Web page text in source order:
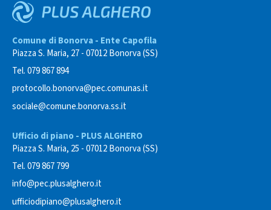
Comune di Bonorva - Ente Capofila
Piazza S. Maria, 27 - 07012 Bonorva (SS)
Tel. 079 867 894
protocollo.bonorva@pec.comunas.it
sociale@comune.bonorva.ss.it
Ufficio di piano - PLUS ALGHERO
Piazza S. Maria, 25 - 07012 Bonorva (SS)
Tel. 079 867 799
info@pec.plusalghero.it
ufficiodipiano@plusalghero.it